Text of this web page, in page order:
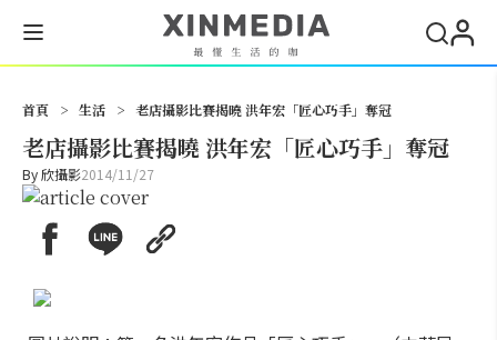
首頁 > 生活 > 老店攝影比賽揭曉 洪年宏「匠心巧手」奪冠
老店攝影比賽揭曉 洪年宏「匠心巧手」奪冠
By欣攝影2014/11/27